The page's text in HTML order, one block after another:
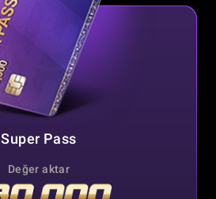
Super Pass
Değer aktar